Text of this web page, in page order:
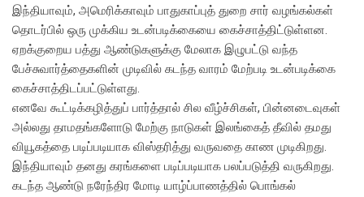
இந்தியாவும், அமெரிக்காவும் பாதுகாப்புத் துறை சார் வழங்கல்கள்
தொடர்பில் ஒரு முக்கிய உடன்படிக்கையை கைச்சாத்திட்டுள்ளன.
ஏறக்குறைய பத்து ஆண்டுகளுக்கு மேலாக இழுபட்டு வந்த
பேச்சுவார்த்தைகளின் முடிவில் கடந்த வாரம் மேற்படி உடன்படிக்கை
கைச்சாத்திடப்பட்டுள்ளது.
எனவே கூட்டிக்கழித்துப் பார்த்தால் சில வீழ்ச்சிகள், பின்னடைவுகள்
அல்லது தாமதங்களோடு மேற்கு நாடுகள் இலங்கைத் தீவில் தமது
வியூகத்தை படிப்படியாக விஸ்தரித்து வருவதை காண முடிகிறது.
இந்தியாவும் தனது கரங்களை படிப்படியாக பலப்படுத்தி வருகிறது.
கடந்த ஆண்டு நரேந்திர மோடி யாழ்ப்பாணத்தில் பொங்கல்